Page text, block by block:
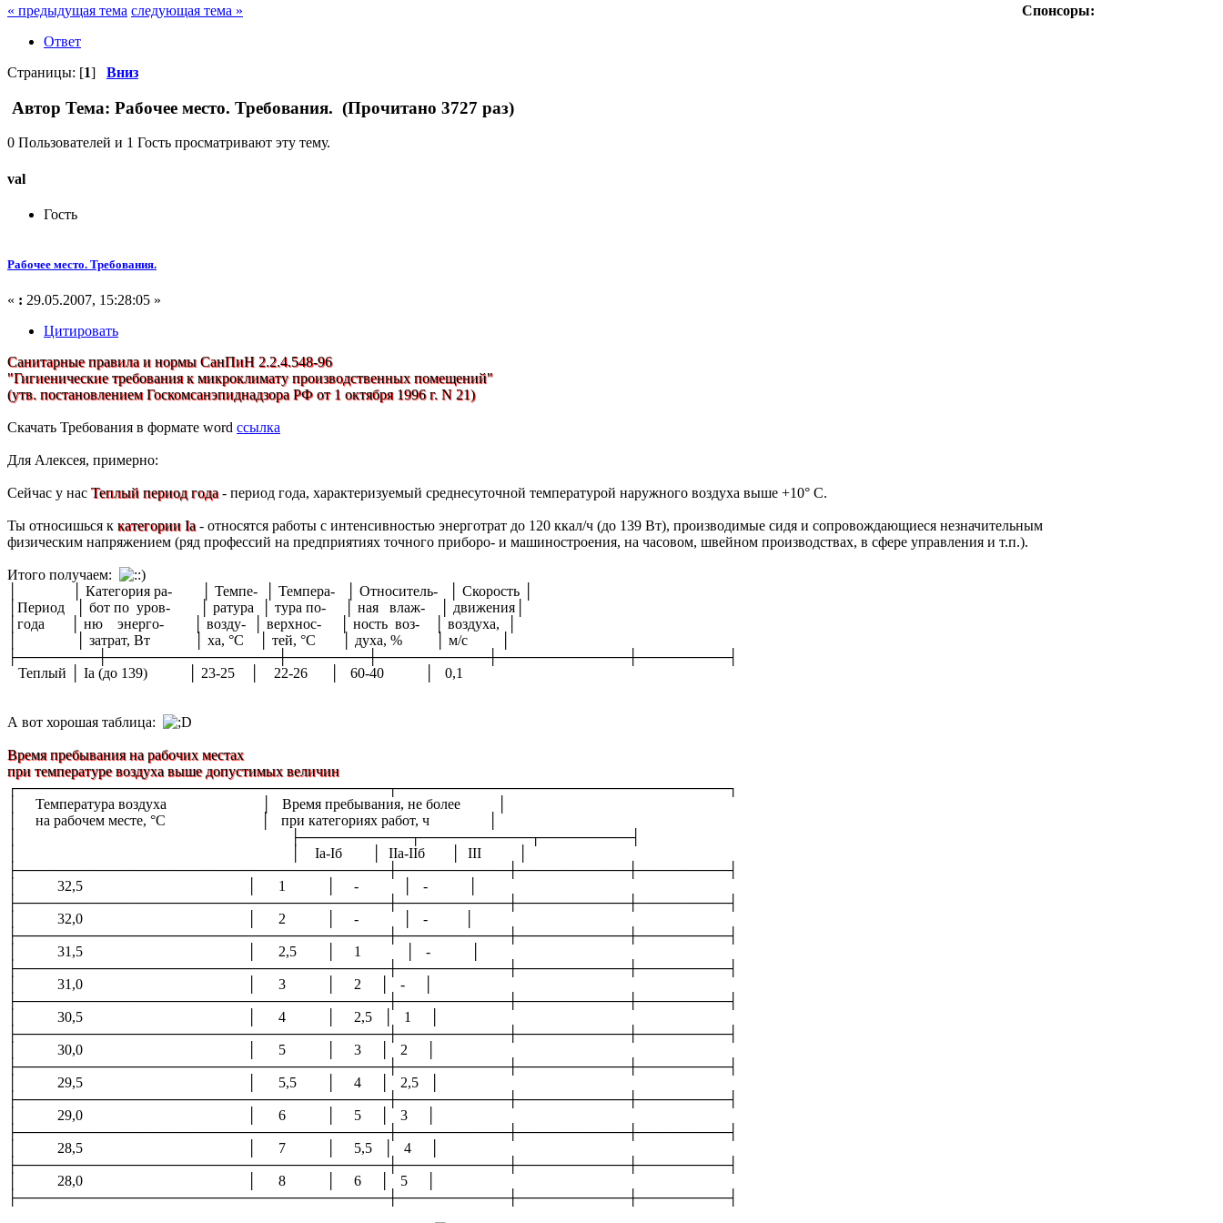
Спонсоры:
« предыдущая тема следующая тема »
Ответ
Страницы: [1] Вниз
Автор Тема: Рабочее место. Требования. (Прочитано 3727 раз)
0 Пользователей и 1 Гость просматривают эту тему.
val
Гость
Рабочее место. Требования.
« : 29.05.2007, 15:28:05 »
Цитировать
Санитарные правила и нормы СанПиН 2.2.4.548-96
"Гигиенические требования к микроклимату производственных помещений"
(утв. постановлением Госкомсанэпиднадзора РФ от 1 октября 1996 г. N 21)
Скачать Требования в формате word ссылка
Для Алексея, примерно:
Сейчас у нас Теплый период года- период года, характеризуемый среднесуточной температурой наружного воздуха выше +10° С.
Ты относишься к категории Iа- относятся работы с интенсивностью энерготрат до 120 ккал/ч (до 139 Вт), производимые сидя и сопровождающиеся незначительным
физическим напряжением (ряд профессий на предприятиях точного приборо- и машиностроения, на часовом, швейном производствах, в сфере управления и т.п.).
Итого получаем:
│ │ Категория ра- │ Темпе- │ Темпера- │ Относитель- │ Скорость │
│Период │ бот по уров- │ ратура │ тура по- │ ная влаж- │ движения│
│года │ ню энерго- │ возду- │ верхнос- │ ность воз- │ воздуха, │
│ │ затрат, Вт │ ха, °С │ тей, °С │ духа, % │ м/с │
├────────┼─────────────────┼────────┼───────────┼─────────────┼─────────┤
Теплый │ Iа (до 139) │ 23-25 │ 22-26 │ 60-40 │ 0,1
А вот хорошая таблица:
Время пребывания на рабочих местах
при температуре воздуха выше допустимых величин
┌─────────────────────────────────────┬─────────────────────────────────┐
│ Температура воздуха │ Время пребывания, не более │
│ на рабочем месте, °С │ при категориях работ, ч │
│ ├───────────┬───────────┬─────────┤
│ │ Iа-Iб │ IIа-IIб │ III │
├─────────────────────────────────────┼───────────┼───────────┼─────────┤
│ 32,5 │ 1 │ - │ - │
├─────────────────────────────────────┼───────────┼───────────┼─────────┤
│ 32,0 │ 2 │ - │ - │
├─────────────────────────────────────┼───────────┼───────────┼─────────┤
│ 31,5 │ 2,5 │ 1 │ - │
├─────────────────────────────────────┼───────────┼───────────┼─────────┤
│ 31,0 │ 3 │ 2 │ - │
├─────────────────────────────────────┼───────────┼───────────┼─────────┤
│ 30,5 │ 4 │ 2,5 │ 1 │
├─────────────────────────────────────┼───────────┼───────────┼─────────┤
│ 30,0 │ 5 │ 3 │ 2 │
├─────────────────────────────────────┼───────────┼───────────┼─────────┤
│ 29,5 │ 5,5 │ 4 │ 2,5 │
├─────────────────────────────────────┼───────────┼───────────┼─────────┤
│ 29,0 │ 6 │ 5 │ 3 │
├─────────────────────────────────────┼───────────┼───────────┼─────────┤
│ 28,5 │ 7 │ 5,5 │ 4 │
├─────────────────────────────────────┼───────────┼───────────┼─────────┤
│ 28,0 │ 8 │ 6 │ 5 │
├─────────────────────────────────────┼───────────┼───────────┼─────────┤